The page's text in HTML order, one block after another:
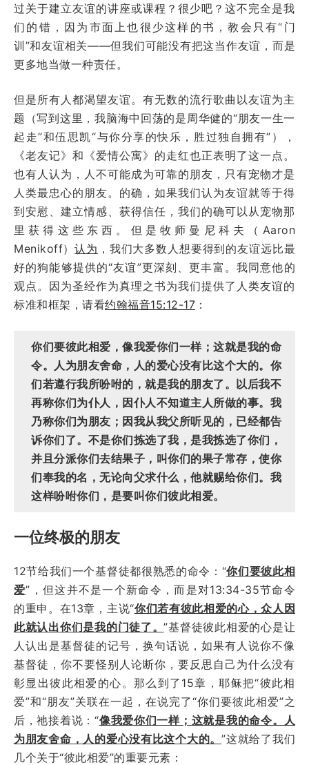
过关于建立友谊的讲座或课程？很少吧？这不完全是我
们的错，因为市面上也很少这样的书，教会只有“门
训”和友谊相关——但我们可能没有把这当作友谊，而是
更多地当做一种责任。
但是所有人都渴望友谊。有无数的流行歌曲以友谊为主
题（写到这里，我脑海中回荡的是周华健的“朋友一生一
起走”和伍思凯“与你分享的快乐，胜过独自拥有”），
《老友记》和《爱情公寓》的走红也正表明了这一点。
也有人认为，人不可能成为可靠的朋友，只有宠物才是
人类最忠心的朋友。的确，如果我们认为友谊就等于得
到安慰、建立情感、获得信任，我们的确可以从宠物那
里获得这些东西。但是牧师曼尼科夫（Aaron
Menikoff）认为 ，我们大多数人想要得到的友谊远比最
好的狗能够提供的“友谊”更深刻、更丰富。我同意他的
观点。因为圣经作为真理之书为我们提供了人类友谊的
标准和框架，请看约翰福音15:12-17 ：
你们要彼此相爱，像我爱你们一样；这就是我的命
令。人为朋友舍命，人的爱心没有比这个大的。你
们若遵行我所吩咐的，就是我的朋友了。以后我不
再称你们为仆人，因仆人不知道主人所做的事。我
乃称你们为朋友；因我从我父所听见的，已经都告
诉你们了。不是你们拣选了我，是我拣选了你们，
并且分派你们去结果子，叫你们的果子常存，使你
们奉我的名，无论向父求什么，他就赐给你们。我
这样吩咐你们，是要叫你们彼此相爱。
一位终极的朋友
12节给我们一个基督徒都很熟悉的命令：“你们要彼此相
爱”，但这并不是一个新命令，而是对13:34-35节命令
的重申。在13章，主说“你们若有彼此相爱的心，众人因
此就认出你们是我的门徒了。”基督徒彼此相爱的心是让
人认出是基督徒的记号，换句话说，如果有人说你不像
基督徒，你不要怪别人论断你，要反思自己为什么没有
彰显出彼此相爱的心。那么到了15章，耶稣把“彼此相
爱”和“朋友”关联在一起，在说完了“你们要彼此相爱”之
后，祂接着说：“像我爱你们一样；这就是我的命令。人
为朋友舍命，人的爱心没有比这个大的。”这就给了我们
几个关于“彼此相爱”的重要元素：